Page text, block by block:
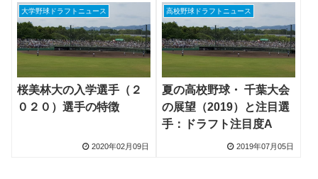
大学野球ドラフトニュース
桜美林大の入学選手（２
０２０）選手の特徴
2020年02月09日
高校野球ドラフトニュース
夏の高校野球・ 千葉大会
の展望（2019）と注目選
手：ドラフト注目度A
2019年07月05日